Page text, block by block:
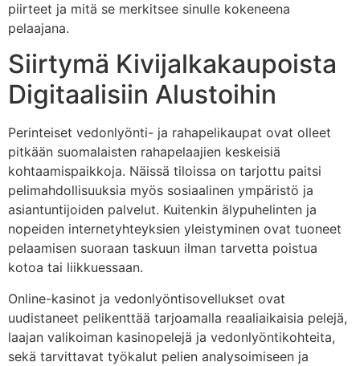
piirteet ja mitä se merkitsee sinulle kokeneena
pelaajana.
Siirtymä Kivijalkakaupoista
Digitaalisiin Alustoihin
Perinteiset vedonlyönti- ja rahapelikaupat ovat olleet
pitkään suomalaisten rahapelaajien keskeisiä
kohtaamispaikkoja. Näissä tiloissa on tarjottu paitsi
pelimahdollisuuksia myös sosiaalinen ympäristö ja
asiantuntijoiden palvelut. Kuitenkin älypuhelinten ja
nopeiden internetyhteyksien yleistyminen ovat tuoneet
pelaamisen suoraan taskuun ilman tarvetta poistua
kotoa tai liikkuessaan.
Online-kasinot ja vedonlyöntisovellukset ovat
uudistaneet pelikenttää tarjoamalla reaaliaikaisia pelejä,
laajan valikoiman kasinopelejä ja vedonlyöntikohteita,
sekä tarvittavat työkalut pelien analysoimiseen ja